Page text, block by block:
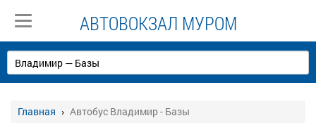
АВТОВОКЗАЛ МУРОМ
Главная Автобус Владимир - Базы